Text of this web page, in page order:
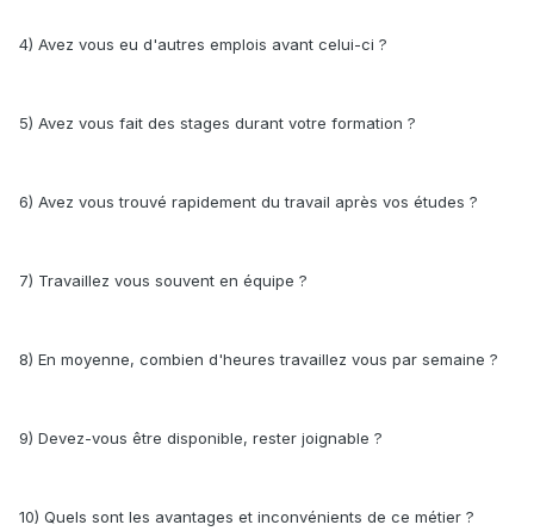
4) Avez vous eu d'autres emplois avant celui-ci ?
5) Avez vous fait des stages durant votre formation ?
6) Avez vous trouvé rapidement du travail après vos études ?
7) Travaillez vous souvent en équipe ?
8) En moyenne, combien d'heures travaillez vous par semaine ?
9) Devez-vous être disponible, rester joignable ?
10) Quels sont les avantages et inconvénients de ce métier ?